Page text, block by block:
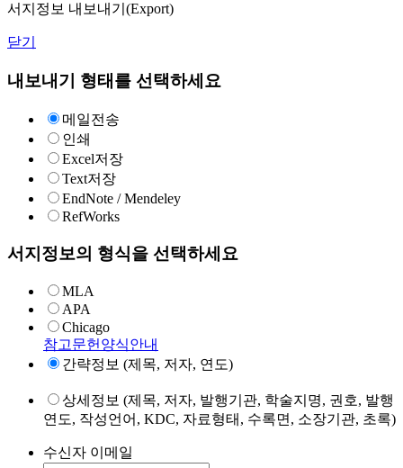
서지정보 내보내기(Export)
닫기
내보내기 형태를 선택하세요
메일전송
인쇄
Excel저장
Text저장
EndNote / Mendeley
RefWorks
서지정보의 형식을 선택하세요
MLA
APA
Chicago
참고문헌양식안내
간략정보 (제목, 저자, 연도)
상세정보 (제목, 저자, 발행기관, 학술지명, 권호, 발행
연도, 작성언어, KDC, 자료형태, 수록면, 소장기관, 초록)
수신자 이메일